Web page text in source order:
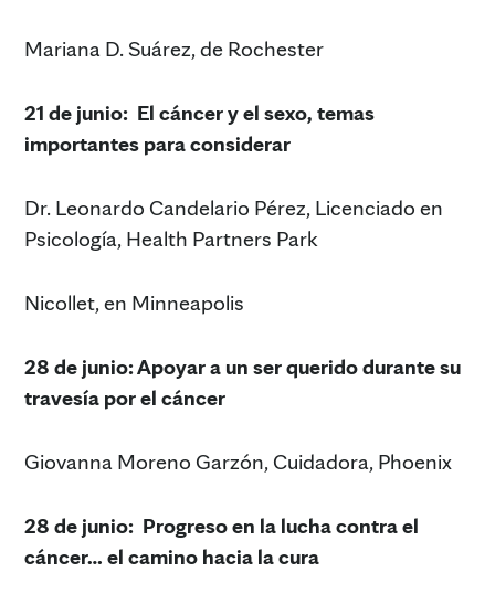
Mariana D. Suárez, de Rochester
21 de junio: El cáncer y el sexo, temas
importantes para considerar
Dr. Leonardo Candelario Pérez, Licenciado en
Psicología, Health Partners Park
Nicollet, en Minneapolis
28 de junio: Apoyar a un ser querido durante su
travesía por el cáncer
Giovanna Moreno Garzón, Cuidadora, Phoenix
28 de junio: Progreso en la lucha contra el
cáncer… el camino hacia la cura